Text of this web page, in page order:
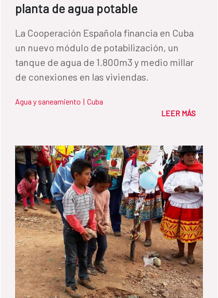
planta de agua potable
La Cooperación Española financia en Cuba
un nuevo módulo de potabilización, un
tanque de agua de 1.800m3 y medio millar
de conexiones en las viviendas.
Agua y saneamiento | Cuba
LEER MÁS